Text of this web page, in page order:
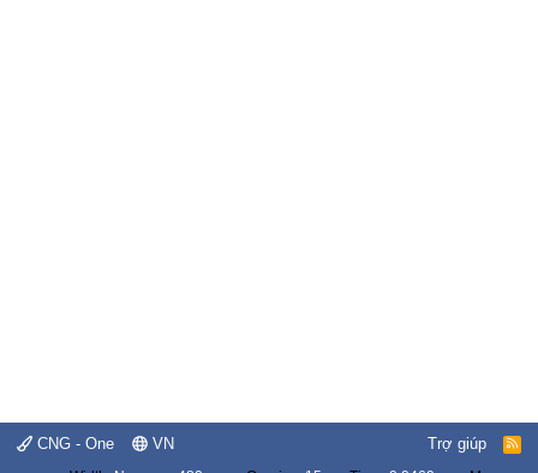
CNG - One VN Trợ giúp
R